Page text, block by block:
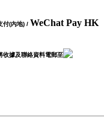
付(內地) / WeChat Pay HK
收據及聯絡資料電郵至